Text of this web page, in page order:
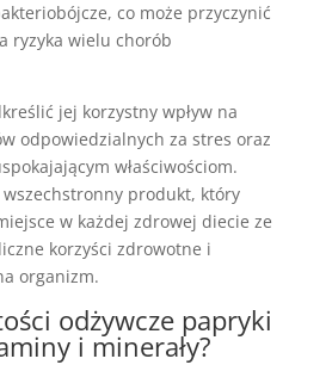
co może przyczynić
ryzyka wielu chorób
jej korzystny wpływ na
odpowiedzialnych za stres oraz
właściwościom.
produkt, który
w każdej zdrowej diecie ze
korzyści zdrowotne i
organizm.
odżywcze papryki
i minerały?